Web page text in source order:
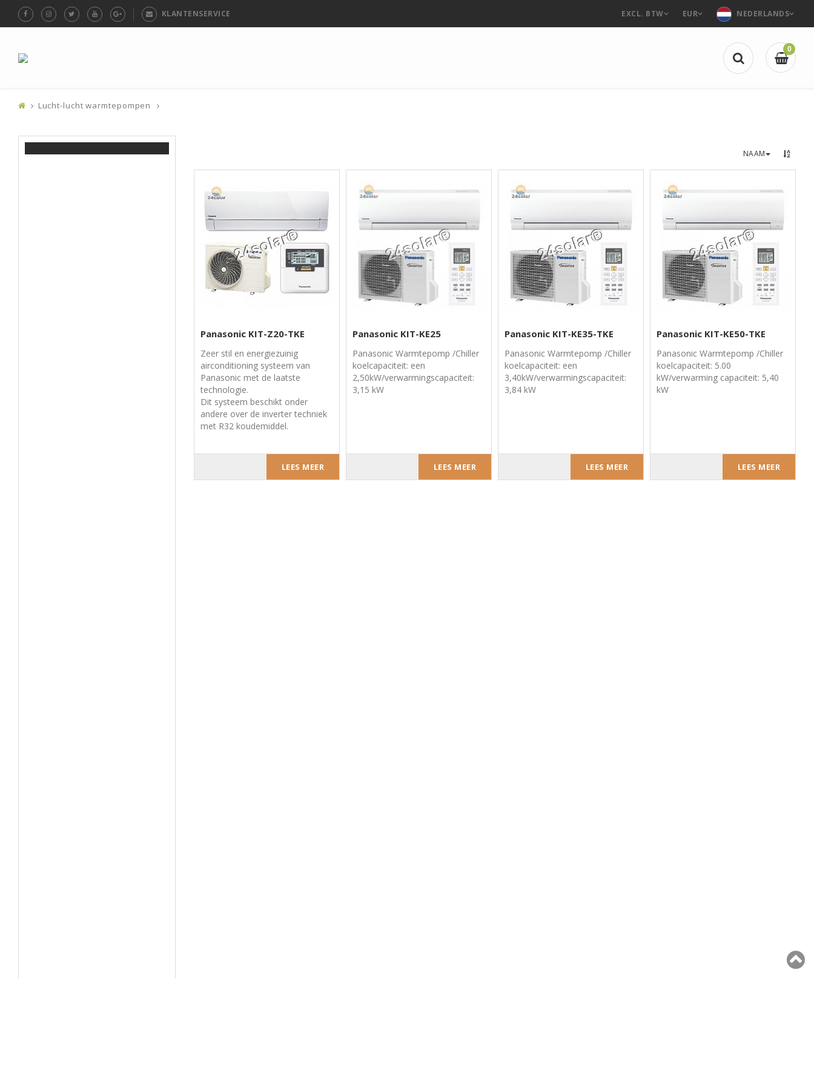
KLANTENSERVICE NEDERLANDS
EUR
EXCL. BTW
0
Lucht-lucht warmtepompen
NAAM
Panasonic KIT-Z20-TKE
Zeer stil en energiezuinig
airconditioning systeem van
Panasonic met de laatste
technologie.
Dit systeem beschikt onder
andere over de inverter techniek
met R32 koudemiddel.
LEES MEER
Panasonic KIT-KE25
Panasonic Warmtepomp /Chiller
koelcapaciteit: een
2,50kW/verwarmingscapaciteit:
3,15 kW
LEES MEER
Panasonic KIT-KE35-TKE
Panasonic Warmtepomp /Chiller
koelcapaciteit: een
3,40kW/verwarmingscapaciteit:
3,84 kW
LEES MEER
Panasonic KIT-KE50-TKE
Panasonic Warmtepomp /Chiller
koelcapaciteit: 5.00
kW/verwarming capaciteit: 5,40
kW
LEES MEER